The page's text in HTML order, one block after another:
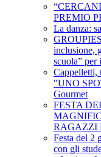
PREMIO
La danza:
inclusione,
scuola” per
Cappelletti,
"UNO
Gourmet
FESTA
RAGAZZI
Festa del 2
con gli